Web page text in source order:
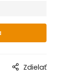
Zdielať